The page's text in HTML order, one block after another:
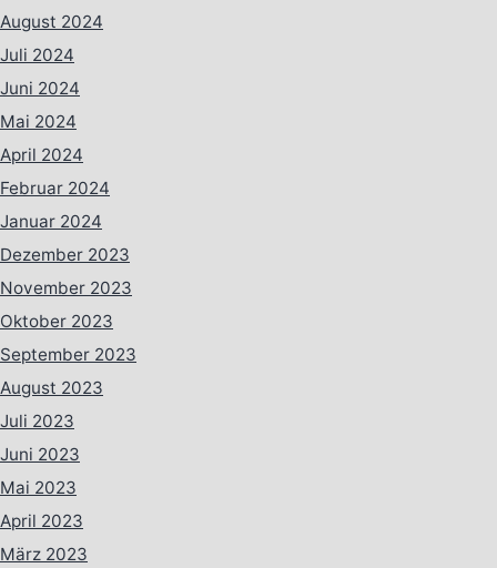
August 2024
Juli 2024
Juni 2024
Mai 2024
April 2024
Februar 2024
Januar 2024
Dezember 2023
November 2023
Oktober 2023
September 2023
August 2023
Juli 2023
Juni 2023
Mai 2023
April 2023
März 2023